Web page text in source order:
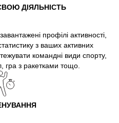
ДІЯЛЬНІСТЬ
профілі активності,
з ваших активних
командні види спорту,
гра з ракетками тощо.